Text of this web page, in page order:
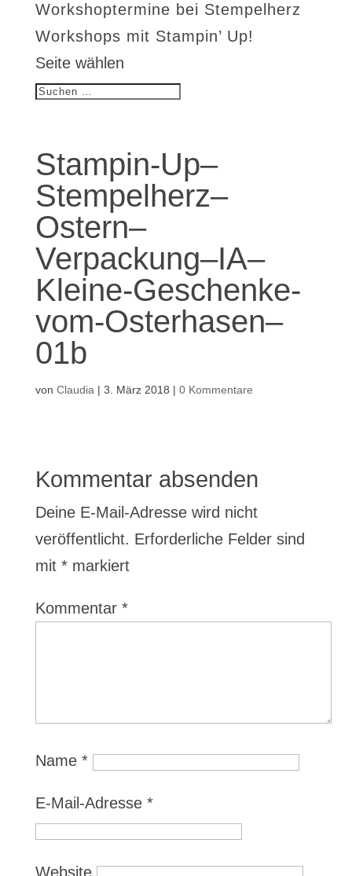
Workshoptermine bei Stempelherz
Workshops mit Stampin’ Up!
Seite wählen
Stampin-Up–
Stempelherz–
Ostern–
Verpackung–IA–
Kleine-Geschenke-
vom-Osterhasen–
01b
von Claudia | 3. März 2018 | 0 Kommentare
Kommentar absenden
Deine E-Mail-Adresse wird nicht
veröffentlicht. Erforderliche Felder sind
mit *markiert
Kommentar *
Name *
E-Mail-Adresse *
Website